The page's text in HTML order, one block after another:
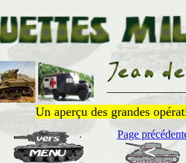
Un aperçu des grandes
Page